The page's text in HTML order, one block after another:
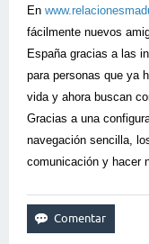
En
fácilmente nuevos
España gracias a las
para personas que ya
vida y ahora buscan
Gracias a una
navegación sencilla,
comunicación y hacer